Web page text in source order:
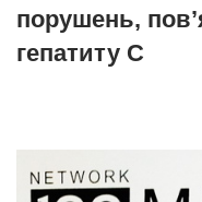
порушень,
гепатиту С